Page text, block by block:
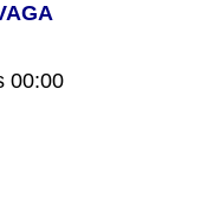
00:00